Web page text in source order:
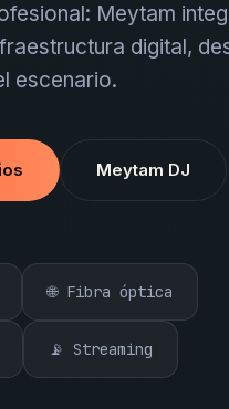
Meytam
digital,
escenario.
Meytam DJ
🌐 Fibra óptica
📡 Streaming